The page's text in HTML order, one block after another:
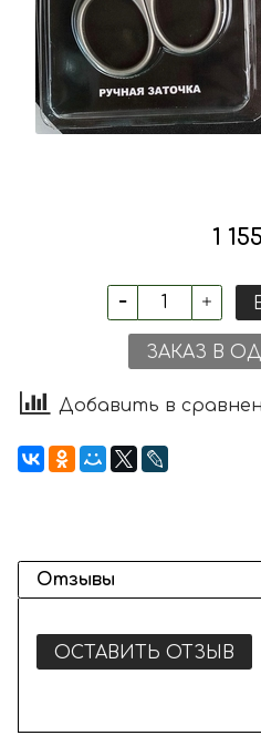
1
ЗАКАЗ В
Добавить в
Отзывы
ОСТАВИТЬ ОТЗЫВ